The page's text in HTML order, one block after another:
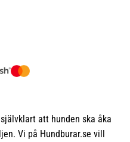
att hunden ska åka
Vi på Hundburar.se vill